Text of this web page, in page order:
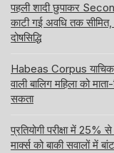
पहली शादी छुपाकर
काटी गई अवधि तक
दोषसिद्धि
Habeas Corpus याचिका
वाली बालिग महिला को
सकता
प्रतियोगी परीक्षा में
मार्क्स को बाकी सवालों में